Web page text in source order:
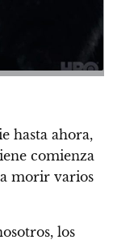
hasta ahora,
comienza
morir varios
los